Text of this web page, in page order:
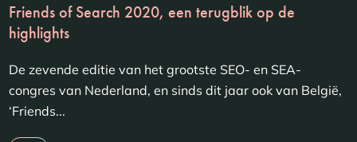
Friends of Search 2020, een terugblik op de
highlights
De zevende editie van het grootste SEO- en SEA-
congres van Nederland, en sinds dit jaar ook van België,
‘Friends...